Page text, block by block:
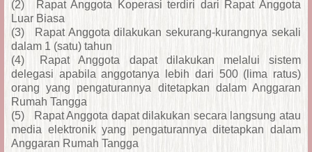
(2)
Rapat Anggota Koperasi terdiri dari Rapat Anggota
Luar Biasa
(3)
Rapat Anggota dilakukan sekurang-kurangnya sekali
dalam 1 (satu) tahun
(4)
Rapat Anggota dapat dilakukan melalui sistem
delegasi apabila anggotanya lebih dari 500 (lima ratus)
orang yang pengaturannya ditetapkan dalam Anggaran
Rumah Tangga
(5)
Rapat Anggota dapat dilakukan secara langsung atau
media elektronik yang pengaturannya ditetapkan dalam
Anggaran Rumah Tangga